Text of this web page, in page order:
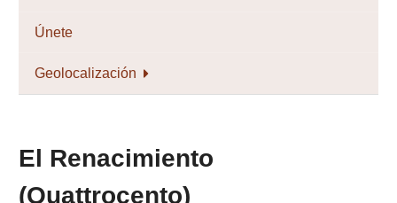
Únete
Geolocalización
El Renacimiento
(Quattrocento)